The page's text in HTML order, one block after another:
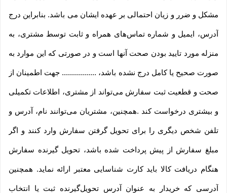
مشکل و ضرر و زیان احتمالی بر عهده ایشان می باشد. بنابراین درج
آدرس، ایمیل و شماره تماس‌های همراه و ثابت توسط مشتری، به
منزله مورد تایید بودن صحت آنها است و در صورتی که این موارد به
صورت صحیح یا کامل درج نشده باشد، ................. جهت اطمینان از
صحت و قطعیت ثبت سفارش می‌تواند از مشتری، اطلاعات تکمیلی
و بیشتری درخواست کند .همچنین، مشتریان می‌توانند نام، آدرس و
تلفن شخص دیگری را برای تحویل گرفتن سفارش وارد کنند و اگر
مبلغ سفارش از پیش پرداخت شده باشد، تحویل گیرنده سفارش
هنگام دریافت کالا باید کارت شناسایی معتبر ارائه نماید. همچنین
آدرسی که خریدار به عنوان آدرس تحویل‌گیرنده ثبت یا انتخاب